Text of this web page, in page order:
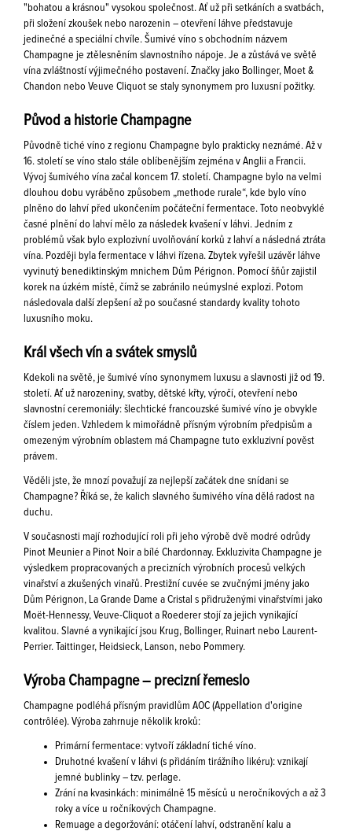
"bohatou a krásnou" vysokou společnost. Ať už při setkáních a svatbách,
při složení zkoušek nebo narozenin – otevření láhve představuje
jedinečné a speciální chvíle. Šumivé víno s obchodním názvem
Champagne je ztělesněním slavnostního nápoje. Je a zůstává ve světě
vína zvláštností výjimečného postavení. Značky jako Bollinger, Moet &
Chandon nebo Veuve Cliquot se staly synonymem pro luxusní požitky.
Původ a historie Champagne
Původně tiché víno z regionu Champagne bylo prakticky neznámé. Až v
16. století se víno stalo stále oblíbenějším zejména v Anglii a Francii.
Vývoj šumivého vína začal koncem 17. století. Champagne bylo na velmi
dlouhou dobu vyráběno způsobem „methode rurale“, kde bylo víno
plněno do lahví před ukončením počáteční fermentace. Toto neobvyklé
časné plnění do lahví mělo za následek kvašení v láhvi. Jedním z
problémů však bylo explozivní uvolňování korků z lahví a následná ztráta
vína. Později byla fermentace v láhvi řízena. Zbytek vyřešil uzávěr láhve
vyvinutý benediktinským mnichem Dům Pérignon. Pomocí šňůr zajistil
korek na úzkém místě, čímž se zabránilo neúmyslné explozi. Potom
následovala další zlepšení až po současné standardy kvality tohoto
luxusního moku.
Král všech vín a svátek smyslů
Kdekoli na světě, je šumivé víno synonymem luxusu a slavnosti již od 19.
století. Ať už narozeniny, svatby, dětské křty, výročí, otevření nebo
slavnostní ceremoniály: šlechtické francouzské šumivé víno je obvykle
číslem jeden. Vzhledem k mimořádně přísným výrobním předpisům a
omezeným výrobním oblastem má Champagne tuto exkluzivní pověst
právem.
Věděli jste, že mnozí považují za nejlepší začátek dne snídani se
Champagne? Říká se, že kalich slavného šumivého vína dělá radost na
duchu.
V současnosti mají rozhodující roli při jeho výrobě dvě modré odrůdy
Pinot Meunier a Pinot Noir a bílé Chardonnay. Exkluzivita Champagne je
výsledkem propracovaných a precizních výrobních procesů velkých
vinařství a zkušených vinařů. Prestižní cuvée se zvučnými jmény jako
Dům Pérignon, La Grande Dame a Cristal s přidruženými vinařstvími jako
Moët-Hennessy, Veuve-Cliquot a Roederer stojí za jejich vynikající
kvalitou. Slavné a vynikající jsou Krug, Bollinger, Ruinart nebo Laurent-
Perrier. Taittinger, Heidsieck, Lanson, nebo Pommery.
Výroba Champagne – precizní řemeslo
Champagne podléhá přísným pravidlům AOC (Appellation d'origine
contrôlée). Výroba zahrnuje několik kroků:
Primární fermentace: vytvoří základní tiché víno.
Druhotné kvašení v láhvi (s přidáním tirážního likéru): vznikají
jemné bublinky – tzv. perlage.
Zrání na kvasinkách: minimálně 15 měsíců u neročníkových a až 3
roky a více u ročníkových Champagne.
Remuage a degoržování: otáčení lahví, odstranění kalu a